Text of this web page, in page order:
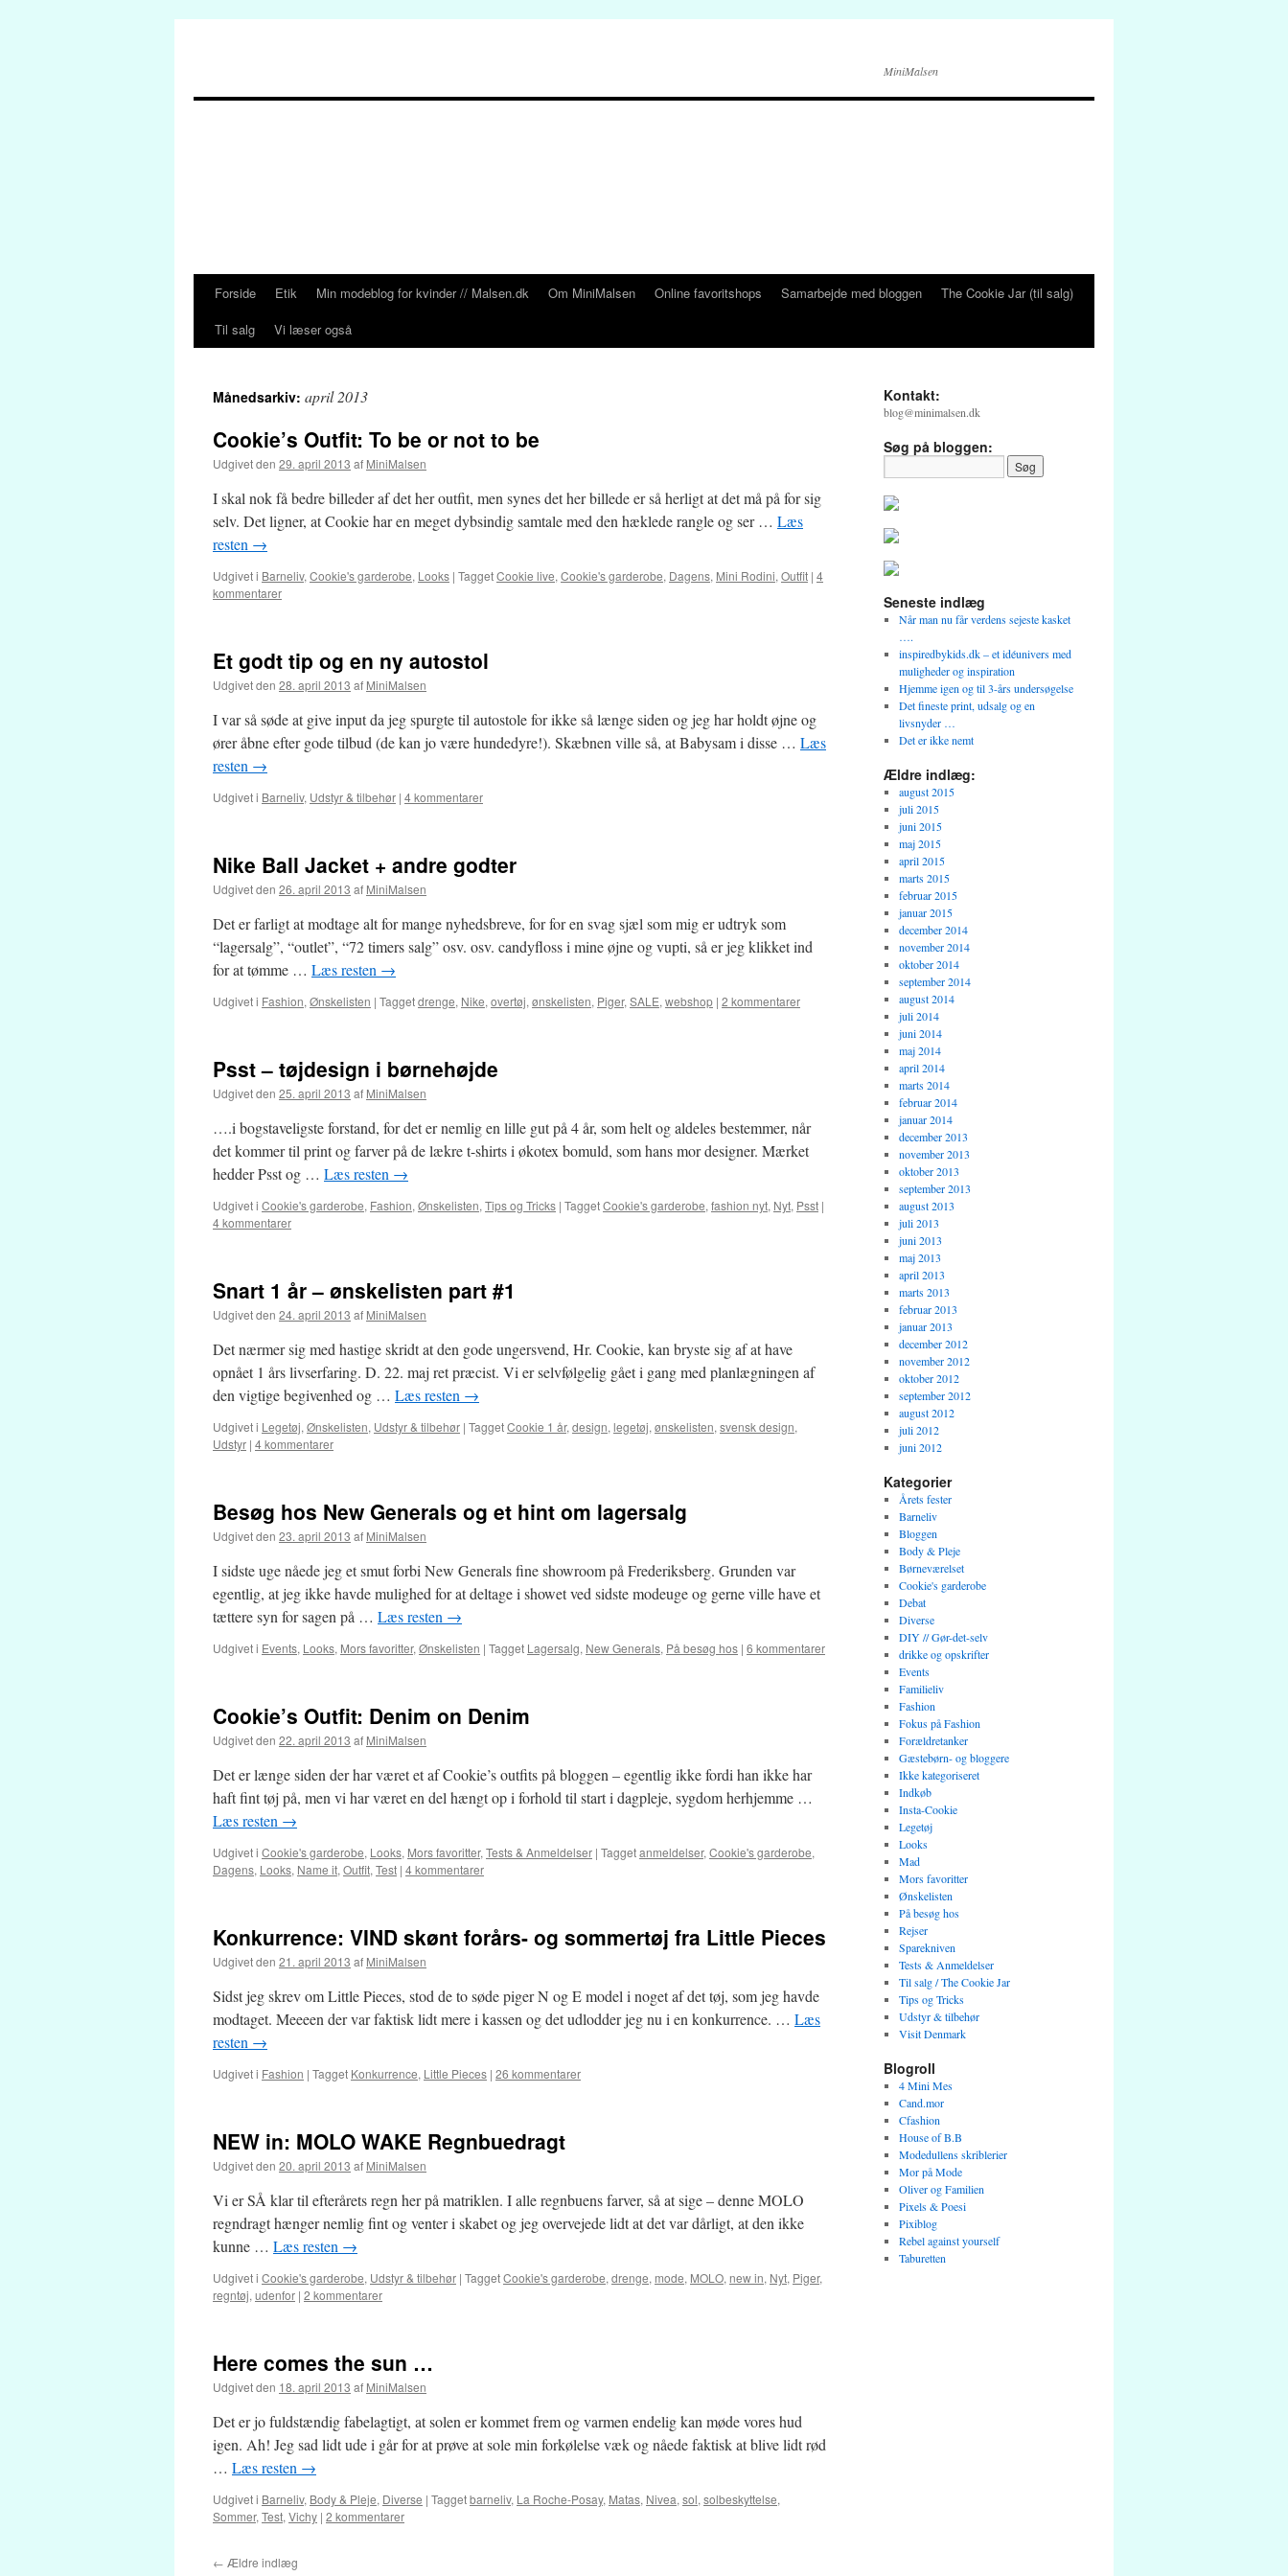
MiniMalsen
HopForside Etik Min modeblog for kvinder // Malsen.dk Om MiniMalsen Online favoritshops Samarbejde med bloggen
The Cookie Jar (til salg)
Til salg
Vi læser også
Månedsarkiv: april 2013
Cookie’s Outfit: To be or not to be
Udgivet den 29. april 2013 af MiniMalsen
I skal nok få bedre billeder af det her outfit, men synes det her billede er så herligt at det må på for sig
selv. Det ligner, at Cookie har en meget dybsindig samtale med den hæklede rangle og ser … Læs
resten →
Udgivet i Barneliv, Cookie's garderobe, Looks | TaggetCookie live, Cookie's garderobe, Dagens, Mini Rodini, Outfit | 4
kommentarer
Et godt tip og en ny autostol
Udgivet den 28. april 2013 af MiniMalsen
I var så søde at give input da jeg spurgte til autostole for ikke så længe siden og jeg har holdt øjne og
ører åbne efter gode tilbud (de kan jo være hundedyre!). Skæbnen ville så, at Babysam i disse … Læs
resten →
Udgivet i Barneliv, Udstyr & tilbehør | 4 kommentarer
Nike Ball Jacket + andre godter
Udgivet den 26. april 2013 af MiniMalsen
Det er farligt at modtage alt for mange nyhedsbreve, for for en svag sjæl som mig er udtryk som
“lagersalg”, “outlet”, “72 timers salg” osv. osv. candyfloss i mine øjne og vupti, så er jeg klikket ind
for at tømme … Læs resten →
Udgivet i Fashion, Ønskelisten | Taggetdrenge, Nike, overtøj, ønskelisten, Piger, SALE, webshop | 2 kommentarer
Psst – tøjdesign i børnehøjde
Udgivet den 25. april 2013 af MiniMalsen
….i bogstaveligste forstand, for det er nemlig en lille gut på 4 år, som helt og aldeles bestemmer, når
det kommer til print og farver på de lækre t-shirts i økotex bomuld, som hans mor designer. Mærket
hedder Psst og … Læs resten →
Udgivet i Cookie's garderobe, Fashion, Ønskelisten, Tips og Tricks | TaggetCookie's garderobe, fashion nyt, Nyt, Psst |
4 kommentarer
Snart 1 år – ønskelisten part #1
Udgivet den 24. april 2013 af MiniMalsen
Det nærmer sig med hastige skridt at den gode ungersvend, Hr. Cookie, kan bryste sig af at have
opnået 1 års livserfaring. D. 22. maj ret præcist. Vi er selvfølgelig gået i gang med planlægningen af
den vigtige begivenhed og … Læs resten →
Udgivet i Legetøj, Ønskelisten, Udstyr & tilbehør | TaggetCookie 1 år, design, legetøj, ønskelisten, svensk design,
Udstyr | 4 kommentarer
Besøg hos New Generals og et hint om lagersalg
Udgivet den 23. april 2013 af MiniMalsen
I sidste uge nåede jeg et smut forbi New Generals fine showroom på Frederiksberg. Grunden var
egentlig, at jeg ikke havde mulighed for at deltage i showet ved sidste modeuge og gerne ville have et
tættere syn for sagen på … Læs resten →
Udgivet i Events, Looks, Mors favoritter, Ønskelisten | Tagget Lagersalg, New Generals, På besøg hos | 6 kommentarer
Cookie’s Outfit: Denim on Denim
Udgivet den 22. april 2013 af MiniMalsen
Det er længe siden der har været et af Cookie’s outfits på bloggen – egentlig ikke fordi han ikke har
haft fint tøj på, men vi har været en del hængt op i forhold til start i dagpleje, sygdom herhjemme …
Læs resten →
Udgivet i Cookie's garderobe, Looks, Mors favoritter, Tests & Anmeldelser | Taggetanmeldelser, Cookie's garderobe,
Dagens, Looks, Name it, Outfit, Test | 4 kommentarer
Konkurrence: VIND skønt forårs- og sommertøj fra Little Pieces
Udgivet den 21. april 2013 af MiniMalsen
Sidst jeg skrev om Little Pieces, stod de to søde piger N og E model i noget af det tøj, som jeg havde
modtaget. Meeeen der var faktisk lidt mere i kassen og det udlodder jeg nu i en konkurrence. … Læs
resten →
Udgivet i Fashion | Tagget Konkurrence, Little Pieces | 26 kommentarer
NEW in: MOLO WAKE Regnbuedragt
Udgivet den 20. april 2013 af MiniMalsen
Vi er SÅ klar til efterårets regn her på matriklen. I alle regnbuens farver, så at sige – denne MOLO
regndragt hænger nemlig fint og venter i skabet og jeg overvejede lidt at det var dårligt, at den ikke
kunne … Læs resten →
Udgivet i Cookie's garderobe, Udstyr & tilbehør | TaggetCookie's garderobe, drenge, mode, MOLO, new in, Nyt, Piger,
regntøj, udenfor | 2 kommentarer
Here comes the sun …
Udgivet den 18. april 2013 af MiniMalsen
Det er jo fuldstændig fabelagtigt, at solen er kommet frem og varmen endelig kan møde vores hud
igen. Ah! Jeg sad lidt ude i går for at prøve at sole min forkølelse væk og nåede faktisk at blive lidt rød
… Læs resten →
Udgivet i Barneliv, Body & Pleje, Diverse | Taggetbarneliv, La Roche-Posay, Matas, Nivea, sol, solbeskyttelse,
Sommer, Test, Vichy | 2 kommentarer
← Ældre indlæg
Kontakt:
blog@minimalsen.dk
Søg på bloggen:
Seneste indlæg
Når man nu får verdens sejeste kasket
….
inspiredbykids.dk – et idéunivers med
muligheder og inspiration
Hjemme igen og til 3-års undersøgelse
Det fineste print, udsalg og en
livsnyder …
Det er ikke nemt
Ældre indlæg:
august 2015
juli 2015
juni 2015
maj 2015
april 2015
marts 2015
februar 2015
januar 2015
december 2014
november 2014
oktober 2014
september 2014
august 2014
juli 2014
juni 2014
maj 2014
april 2014
marts 2014
februar 2014
januar 2014
december 2013
november 2013
oktober 2013
september 2013
august 2013
juli 2013
juni 2013
maj 2013
april 2013
marts 2013
februar 2013
januar 2013
december 2012
november 2012
oktober 2012
september 2012
august 2012
juli 2012
juni 2012
Kategorier
Årets fester
Barneliv
Bloggen
Body & Pleje
Børneværelset
Cookie's garderobe
Debat
Diverse
DIY // Gør-det-selv
drikke og opskrifter
Events
Familieliv
Fashion
Fokus på Fashion
Forældretanker
Gæstebørn- og bloggere
Ikke kategoriseret
Indkøb
Insta-Cookie
Legetøj
Looks
Mad
Mors favoritter
Ønskelisten
På besøg hos
Rejser
Sparekniven
Tests & Anmeldelser
Til salg / The Cookie Jar
Tips og Tricks
Udstyr & tilbehør
Visit Denmark
Blogroll
4 Mini Mes
Cand.mor
Cfashion
House of B.B
Modedullens skriblerier
Mor på Mode
Oliver og Familien
Pixels & Poesi
Pixiblog
Rebel against yourself
Taburetten